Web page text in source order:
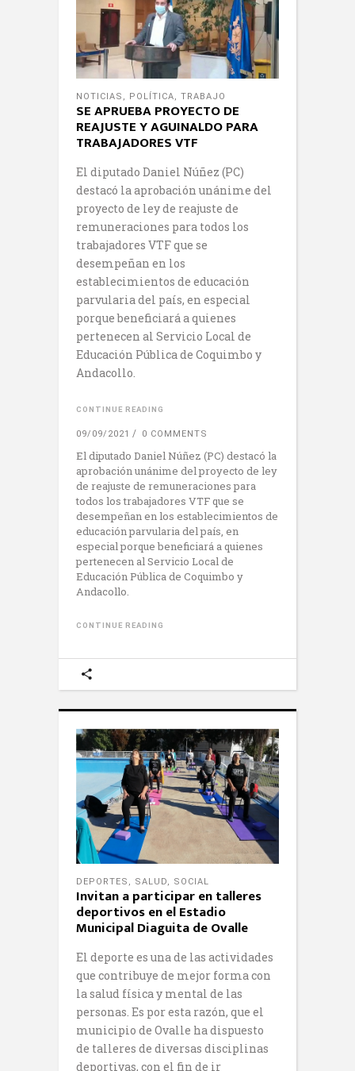
NOTICIAS , POLÍTICA, TRABAJO
SE APRUEBA PROYECTO DE
REAJUSTE Y AGUINALDO PARA
TRABAJADORES VTF
El diputado Daniel Núñez (PC)
destacó la aprobación unánime del
proyecto de ley de reajuste de
remuneraciones para todos los
trabajadores VTF que se
desempeñan en los
establecimientos de educación
parvularia del país, en especial
porque beneficiará a quienes
pertenecen al Servicio Local de
Educación Pública de Coquimbo y
Andacollo.
CONTINUE READING
09/09/2021 0 COMMENTS
El diputado Daniel Núñez (PC) destacó la
aprobación unánime del proyecto de ley
de reajuste de remuneraciones para
todos los trabajadores VTF que se
desempeñan en los establecimientos de
educación parvularia del país, en
especial porque beneficiará a quienes
pertenecen al Servicio Local de
Educación Pública de Coquimbo y
Andacollo.
CONTINUE READING
DEPORTES , SALUD, SOCIAL
Invitan a participar en talleres
deportivos en el Estadio
Municipal Diaguita de Ovalle
El deporte es una de las actividades
que contribuye de mejor forma con
la salud física y mental de las
personas. Es por esta razón, que el
municipio de Ovalle ha dispuesto
de talleres de diversas disciplinas
deportivas, con el fin de ir